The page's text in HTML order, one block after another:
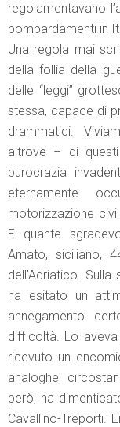
regolamentavano
bombardamenti in
Una regola mai
della follia della
delle “leggi”
stessa, capace di
drammatici.
altrove – di questi
burocrazia
eternamente
motorizzazione
E quante
Amato, siciliano,
dell’Adriatico. Sulla
ha esitato un
annegamento
difficoltà. Lo
ricevuto un
analoghe
però, ha
Cavallino-Treporti.